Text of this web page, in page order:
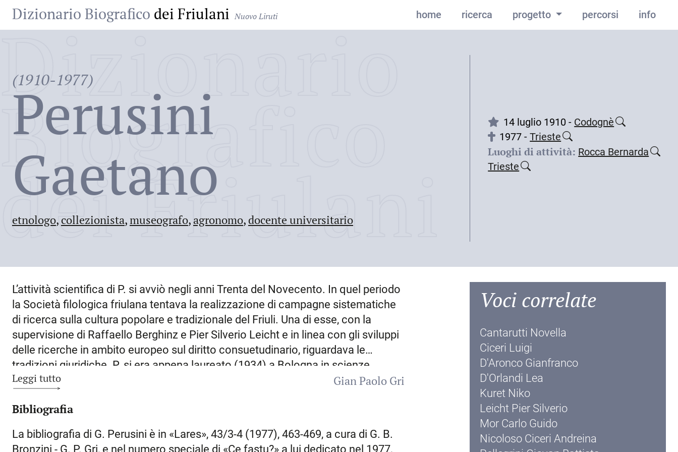
Dizionario Biografico dei Friulani Nuovo Liruti home ricerca progetto percorsi info
(1910-1977)
Perusini
Gaetano
etnologo, collezionista,museografo, agronomo, docente universitario
Dizionario
Biografico
dei Friulani
14 luglio 1910 - Codognè
1977 -Trieste
Luoghi di attività: Rocca Bernarda
Trieste
L’attività scientifica di P. si avviò negli anni Trenta del Novecento. In quel periodo
la Società filologica friulana tentava la realizzazione di campagne sistematiche
di ricerca sulla cultura popolare e tradizionale del Friuli. Una di esse, con la
supervisione di Raffaello Berghinz e Pier Silverio Leicht e in linea con gli sviluppi
delle ricerche in ambito europeo sul diritto consuetudinario, riguardava le
tradizioni giuridiche. P. si era appena laureato (1934) a Bologna in scienze
agrarie e venne coinvolto da Leicht nel progetto, sollecitato ad occuparsi del
poi caratterizzerà la sua attività scientifica: lo sforzo di far convergere
prospettiva storica, con un’attenta ricognizione della documentazione d’archivio,
e rilevamento etnografico. Nello specifico, a quel primo terreno di ricerca fanno
Leggi tutto
Gian Paolo Gri
Bibliografia
La bibliografia di G. Perusini è in «Lares», 43/3-4 (1977), 463-469, a cura di G. B.
Bronzini - G. P. Gri, e nel numero speciale di «Ce fastu?» a lui dedicato nel 1977,
Voci correlate
Cantarutti Novella
Ciceri Luigi
D'Aronco Gianfranco
D'Orlandi Lea
Kuret Niko
Leicht Pier Silverio
Mor Carlo Guido
Nicoloso Ciceri Andreina